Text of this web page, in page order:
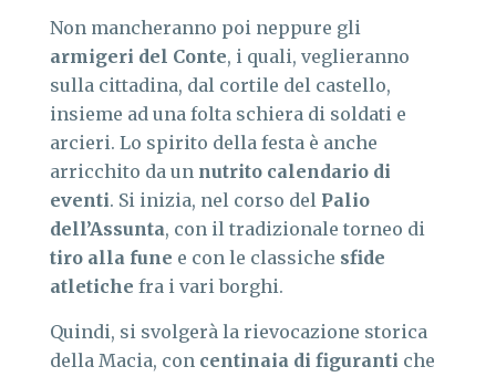
Non mancheranno poi neppure gli
armigeri del Conte, i quali, veglieranno
sulla cittadina, dal cortile del castello,
insieme ad una folta schiera di soldati e
arcieri. Lo spirito della festa è anche
arricchito da un nutrito calendario di
eventi. Si inizia, nel corso del Palio
dell’Assunta, con il tradizionale torneo di
tiro alla fune e con le classiche sfide
atletiche fra i vari borghi.
Quindi, si svolgerà la rievocazione storica
della Macia, con centinaia di figuranti che